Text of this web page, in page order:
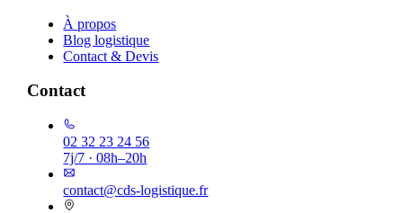
À propos
Blog logistique
Contact & Devis
Contact
02 32 23 24 56
7j/7 · 08h–20h
contact@cds-logistique.fr